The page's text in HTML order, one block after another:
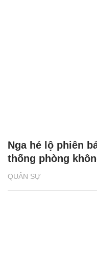
QUÂN SỰ
Nga hé lộ phiên
thống phòng